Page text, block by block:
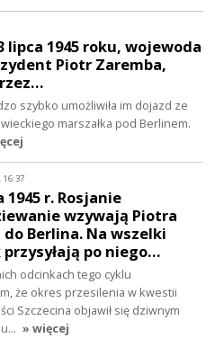
lipca 1945 roku, wojewoda
Piotr Zaremba,
szybko umożliwiła im dojazd ze
marszałka pod Berlinem.
16:37
1945 r. Rosjanie
wzywają Piotra
do Berlina. Na wszelki
po niego…
odcinkach tego cyklu
że okres przesilenia w kwestii
Szczecina objawił się dziwnym
» więcej